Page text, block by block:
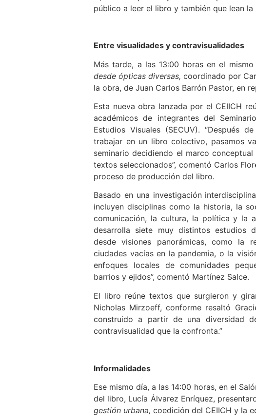
público a leer el libro y también que lean
Entre visualidades y contravisualidades
Más tarde, a las 13:00 horas en el
desde ópticas diversas, coordinado por
la obra, de Juan Carlos Barrón Pastor, en
Esta nueva obra lanzada por el CEIICH
académicos de integrantes del
Estudios Visuales (SECUV). “Después
trabajar en un libro colectivo, pasamos
seminario decidiendo el marco
textos seleccionados”, comentó Carlos
proceso de producción del libro.
Basado en una investigación
incluyen disciplinas como la historia, la
comunicación, la cultura, la política y la
desarrolla siete muy distintos estudios
desde visiones panorámicas, como la
ciudades vacías en la pandemia, o la
enfoques locales de comunidades
barrios y ejidos”, comentó Martínez Salce.
El libro reúne textos que surgieron y
Nicholas Mirzoeff, conforme resaltó
construido a partir de una diversidad
contravisualidad que la confronta.”
Informalidades
Ese mismo día, a las 14:00 horas, en el
del libro, Lucía Álvarez Enríquez,
gestión urbana, coedición del CEIICH y la